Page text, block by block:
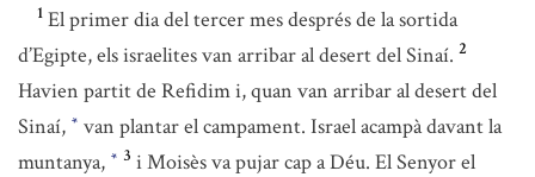
1 El primer dia del tercer mes després de la sortida
d’Egipte, els israelites van arribar al desert del Sinaí. 2
Havien partit de Refidim i, quan van arribar al desert del
Sinaí, * van plantar el campament. Israel acampà davant la
muntanya, * 3 i Moisès va pujar cap a Déu. El Senyor el